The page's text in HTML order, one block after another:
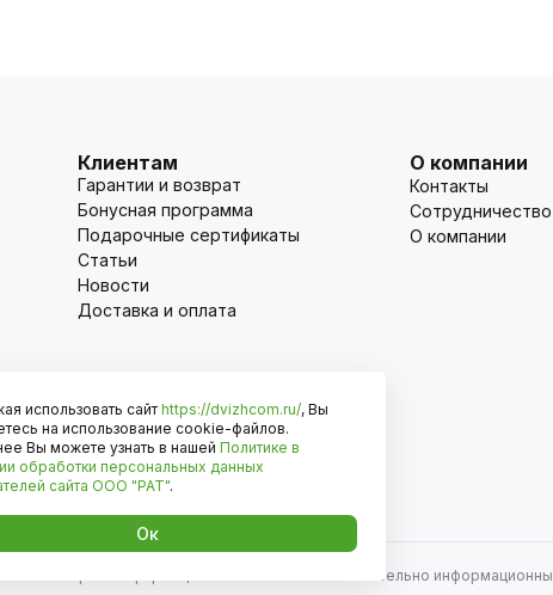
Клиентам
Гарантии и возврат
Бонусная программа
Подарочные сертификаты
Статьи
Новости
Доставка и оплата
О компании
Контакты
Сотрудничество
О компании
Оплата
и иномарок. Информация на сайте носит исключительно
использовать сайт https://dvizhcom.ru/, Вы
на использование cookie-файлов.
Вы можете узнать в нашей Политике в
обработки персональных данных
сайта ООО "РАТ".
Ок